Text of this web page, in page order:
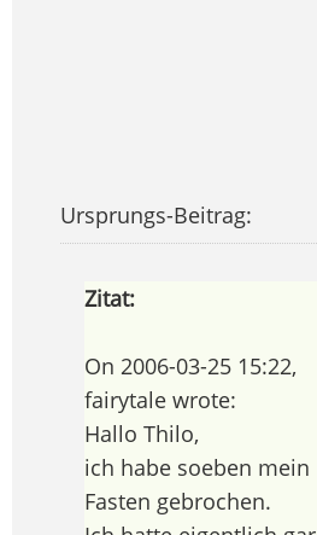
Ursprungs-Beitrag:
Zitat:
On 2006-03-25 15:22,
fairytale wrote:
Hallo Thilo,
ich habe soeben mein
Fasten gebrochen.